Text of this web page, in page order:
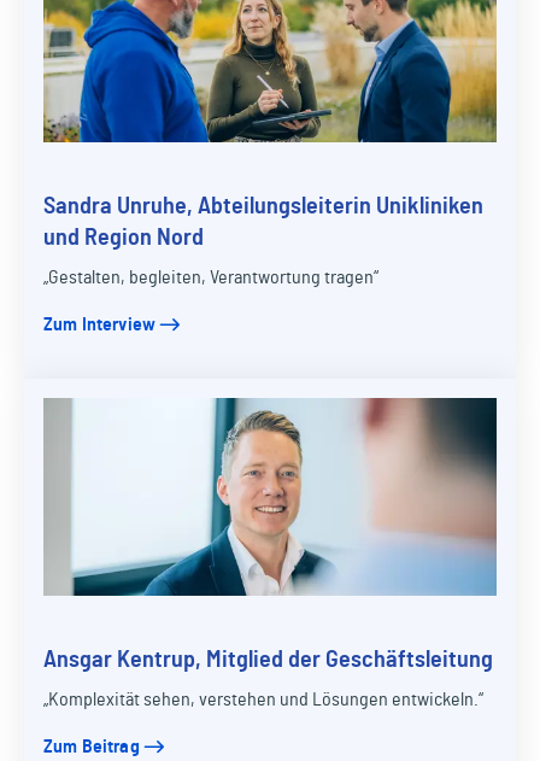
Sandra Unruhe, Abteilungsleiterin Unikliniken
und Region Nord
„Gestalten, begleiten, Verantwortung tragen“
Zum Interview
Ansgar Kentrup, Mitglied der Geschäftsleitung
„Komplexität sehen, verstehen und Lösungen entwickeln.“
Zum Beitrag